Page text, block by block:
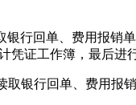
银行回单、费用报销
凭证工作簿，最后进
银行回单、费用报